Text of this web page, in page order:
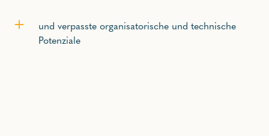
und verpasste organisatorische und technische
Potenziale